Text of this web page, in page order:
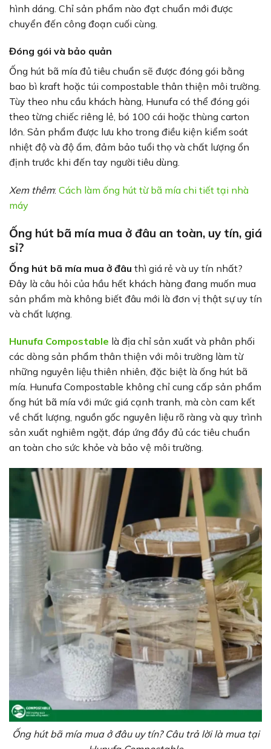
hình dáng. Chỉ sản phẩm nào đạt chuẩn mới được
chuyển đến công đoạn cuối cùng.
Đóng gói và bảo quản
Ống hút bã mía đủ tiêu chuẩn sẽ được đóng gói bằng
bao bì kraft hoặc túi compostable thân thiện môi trường.
Tùy theo nhu cầu khách hàng, Hunufa có thể đóng gói
theo từng chiếc riêng lẻ, bó 100 cái hoặc thùng carton
lớn. Sản phẩm được lưu kho trong điều kiện kiểm soát
nhiệt độ và độ ẩm, đảm bảo tuổi thọ và chất lượng ổn
định trước khi đến tay người tiêu dùng.
Xem thêm: Cách làm ống hút từ bã mía chi tiết tại nhà
máy
Ống hút bã mía mua ở đâu an toàn, uy tín, giá
sỉ?
Ống hút bã mía mua ở đâu thì giá rẻ và uy tín nhất?
Đây là câu hỏi của hầu hết khách hàng đang muốn mua
sản phẩm mà không biết đâu mới là đơn vị thật sự uy tín
và chất lượng.
Hunufa Compostable là địa chỉ sản xuất và phân phối
các dòng sản phẩm thân thiện với môi trường làm từ
những nguyên liệu thiên nhiên, đặc biệt là ống hút bã
mía. Hunufa Compostable không chỉ cung cấp sản phẩm
ống hút bã mía với mức giá cạnh tranh, mà còn cam kết
về chất lượng, nguồn gốc nguyên liệu rõ ràng và quy trình
sản xuất nghiêm ngặt, đáp ứng đầy đủ các tiêu chuẩn
an toàn cho sức khỏe và bảo vệ môi trường.
Ống hút bã mía mua ở đâu uy tín? Câu trả lời là mua tại